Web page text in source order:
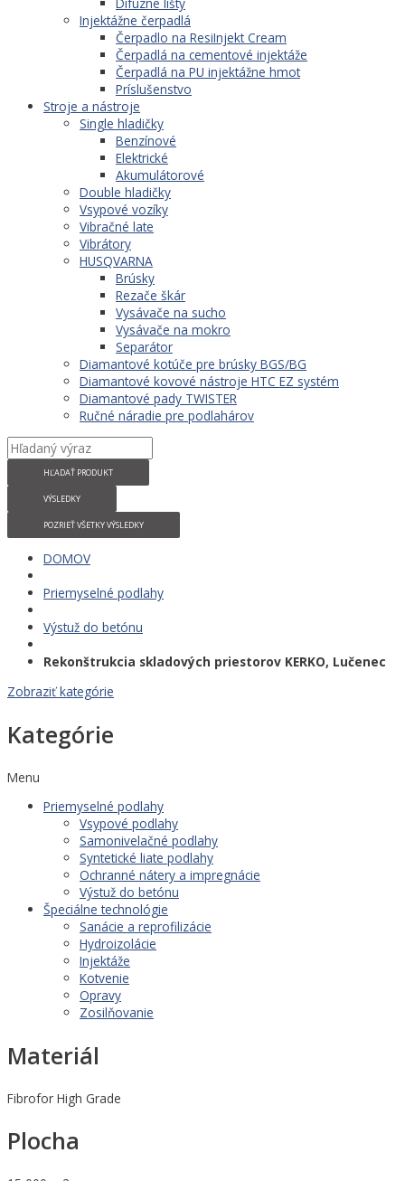
Injektážne čerpadlá
Čerpadlo na ResiInjekt Cream
Čerpadlá na cementové injektáže
Čerpadlá na PU injektážne hmot
Príslušenstvo
Stroje a nástroje
Single hladičky
Benzínové
Elektrické
Akumulátorové
Double hladičky
Vsypové vozíky
Vibračné late
Vibrátory
HUSQVARNA
Brúsky
Rezače škár
Vysávače na sucho
Vysávače na mokro
Separátor
Diamantové kotúče pre brúsky BGS/BG
Diamantové kovové nástroje HTC EZ systém
Diamantové pady TWISTER
Ručné náradie pre podlahárov
HĽADAŤ PRODUKT
VÝSLEDKY
POZRIEŤ VŠETKY VÝSLEDKY
DOMOV
Priemyselné podlahy
Výstuž do betónu
Rekonštrukcia skladových priestorov KERKO, Lučenec
Zobraziť kategórie
Kategórie
Menu
Priemyselné podlahy
Vsypové podlahy
Samonivelačné podlahy
Syntetické liate podlahy
Ochranné nátery a impregnácie
Výstuž do betónu
Špeciálne technológie
Sanácie a reprofilizácie
Hydroizolácie
Injektáže
Kotvenie
Opravy
Zosilňovanie
Materiál
Fibrofor High Grade
Plocha